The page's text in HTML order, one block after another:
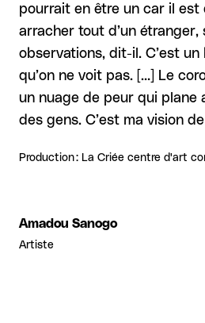
pourrait en être un car il est
arracher tout d’un étranger,
observations, dit-il. C’est un
qu’on ne voit pas. […] Le
un nuage de peur qui plane
des gens. C’est ma vision
Production : La Criée centre d'art
Amadou Sanogo
Artiste